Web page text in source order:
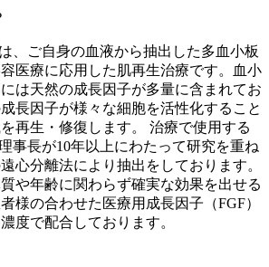
、ご自身の血液から抽出した多血小板
医療に応用した肌再生治療です。血小
は天然の成長因子が多量に含まれてお
長因子が様々な細胞を活性化すること
再生・修復します。 治療で使用する
事長が10年以上にわたって研究を重ね
心分離法により抽出をしております。
や年齢に関わらず確実な効果を出せる
様の合わせた医療用成長因子（FGF）
度で配合しております。